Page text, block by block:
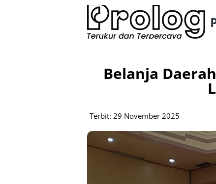
Belanja
Terbit: 29 November 2025